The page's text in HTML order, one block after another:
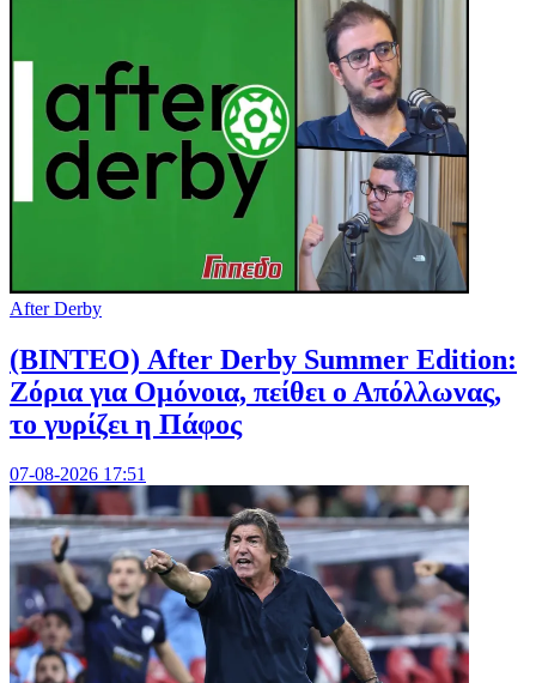
After Derby
(ΒΙΝΤΕΟ) After Derby Summer Edition:
Ζόρια για Ομόνοια, πείθει ο Απόλλωνας,
το γυρίζει η Πάφος
07-08-2026 17:51